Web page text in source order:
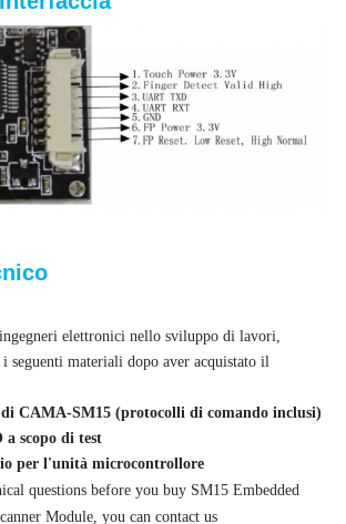
elettronici nello sviluppo di lavori,
materiali dopo aver acquistato il
CAMA-SM15 (protocolli di comando inclusi)
scopo di test
per l'unità microcontrollore
questions before you buy SM15 Embedded
Module, you can contact us